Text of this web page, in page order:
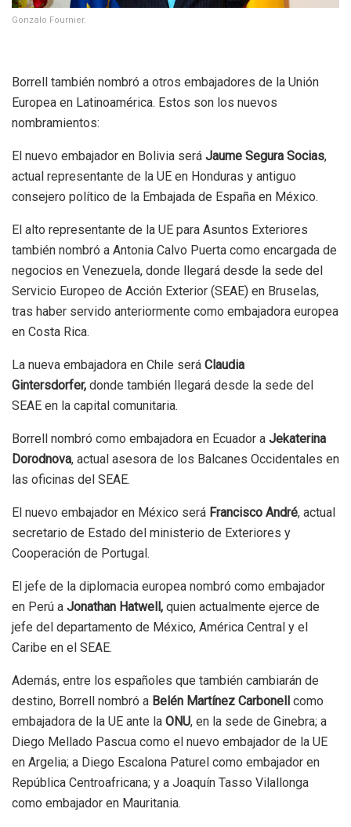
Gonzalo Fournier.
Borrell también nombró a otros embajadores de la Unión
Europea en Latinoamérica. Estos son los nuevos
nombramientos:
El nuevo embajador en Bolivia será Jaume Segura Socias,
actual representante de la UE en Honduras y antiguo
consejero político de la Embajada de España en México.
El alto representante de la UE para Asuntos Exteriores
también nombró a Antonia Calvo Puerta como encargada de
negocios en Venezuela, donde llegará desde la sede del
Servicio Europeo de Acción Exterior (SEAE) en Bruselas,
tras haber servido anteriormente como embajadora europea
en Costa Rica.
La nueva embajadora en Chile será Claudia
Gintersdorfer, donde también llegará desde la sede del
SEAE en la capital comunitaria.
Borrell nombró como embajadora en Ecuador a Jekaterina
Dorodnova, actual asesora de los Balcanes Occidentales en
las oficinas del SEAE.
El nuevo embajador en México será Francisco André, actual
secretario de Estado del ministerio de Exteriores y
Cooperación de Portugal.
El jefe de la diplomacia europea nombró como embajador
en Perú a Jonathan Hatwell, quien actualmente ejerce de
jefe del departamento de México, América Central y el
Caribe en el SEAE.
Además, entre los españoles que también cambiarán de
destino, Borrell nombró a Belén Martínez Carbonell como
embajadora de la UE ante la ONU, en la sede de Ginebra; a
Diego Mellado Pascua como el nuevo embajador de la UE
en Argelia; a Diego Escalona Paturel como embajador en
República Centroafricana; y a Joaquín Tasso Vilallonga
como embajador en Mauritania.